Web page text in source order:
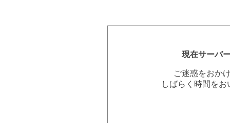
現在サーバ
ご迷惑をおか
しばらく時間を